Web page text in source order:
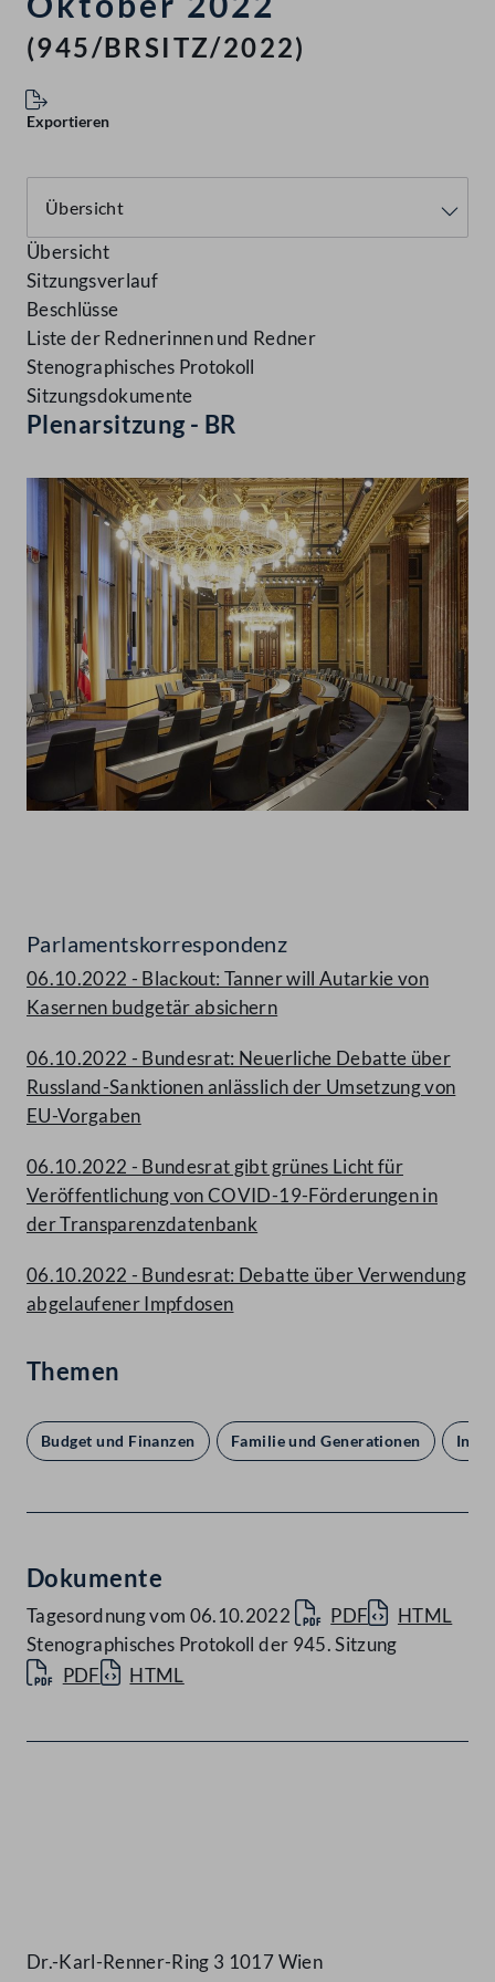
(945/BRSITZ/2022)
Exportieren
Übersicht
Sitzungsverlauf
Beschlüsse
Liste der Rednerinnen und Redner
Stenographisches Protokoll
Sitzungsdokumente
Plenarsitzung - BR
Parlamentskorrespondenz
06.10.2022 - Blackout: Tanner will Autarkie von
Kasernen budgetär absichern
06.10.2022 - Bundesrat: Neuerliche Debatte über
Russland-Sanktionen anlässlich der Umsetzung von
EU-Vorgaben
06.10.2022 - Bundesrat gibt grünes Licht für
Veröffentlichung von COVID-19-Förderungen in
der Transparenzdatenbank
06.10.2022 - Bundesrat: Debatte über Verwendung
abgelaufener Impfdosen
Themen
Budget und Finanzen Familie und Generationen
Dokumente
Tagesordnung vom 06.10.2022 PDF
HTML
Stenographisches Protokoll der 945. Sitzung
PDF
HTML
Dr.-Karl-Renner-Ring 3 1017 Wien